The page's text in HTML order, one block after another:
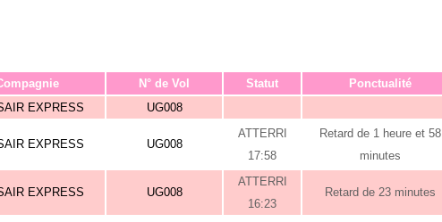
N° de Vol Statut
Ponctualité
EXPRESS UG008
EXPRESS UG008
ATTERRI
17:58
Retard de 1 heure et 58
minutes
EXPRESS UG008
ATTERRI
16:23
Retard de 23 minutes